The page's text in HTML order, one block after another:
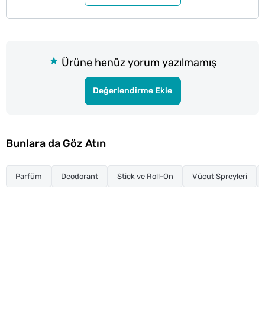
Ürüne henüz yorum yazılmamış
Değerlendirme Ekle
Bunlara da Göz Atın
Parfüm Deodorant Stick ve Roll-On Vücut Spreyleri